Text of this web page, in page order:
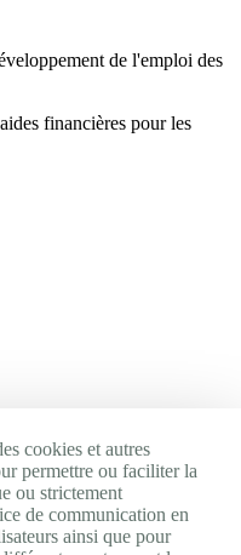
de l'emploi des
financières pour les
cookies et autres
permettre ou faciliter la
ou strictement
de communication en
ainsi que pour